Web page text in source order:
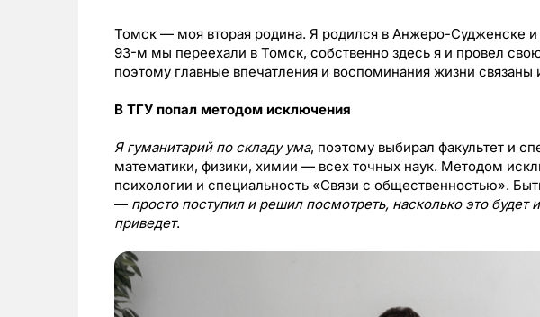
Томск — моя вторая родина. Я родился в Анжеро-Судженске
93-м мы переехали в Томск, собственно здесь я и провел
поэтому главные впечатления и воспоминания жизни
В ТГУ попал методом исключения
Я гуманитарий по складу ума, поэтому выбирал факультет и
математики, физики, химии — всех точных наук. Методом
психологии и специальность «Связи с общественностью».
— просто поступил и решил посмотреть, насколько это будет
приведет.